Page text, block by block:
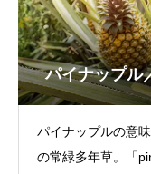
パイナップル
パイナップルの意
の常緑多年草。「